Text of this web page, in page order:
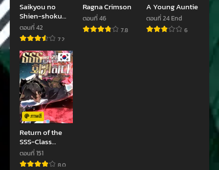
ตอนที่ 20
ธันวาคม 6, 2022
ตอนที่ 19
ธันวาคม 6, 2022
ตอนที่ 18
ธันวาคม 6, 2022
ตอนที่ 16
ธันวาคม 6, 2022
ตอนที่ 14
ธันวาคม 6, 2022
ตอนที่ 12
ธันวาคม 6, 2022
ตอนที่ 10
Saikyou no
Shien-shoku
“Wajutsushi”
Dearu Ore wa
Sekai Saikyou
Kuran o
Shitagaeru
ตอนที่ 42
7.2
Ragna Crimson
ตอนที่ 46
7.8
A Young Auntie
ตอนที่ 24 End
6
ภาพสี
Return of the
SSS-Class
Ranker
ตอนที่ 151
8.0